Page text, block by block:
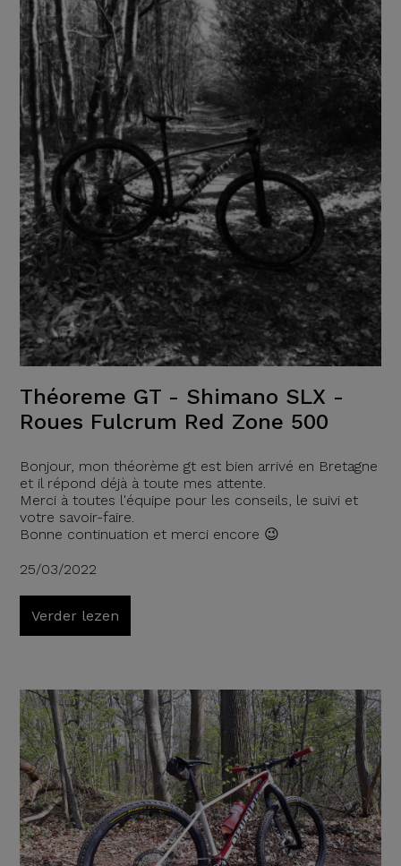
Théoreme GT - Shimano SLX -
Roues Fulcrum Red Zone 500
Bonjour, mon théorème gt est bien arrivé en Bretagne
et il répond déjà à toute mes attente.
Merci à toutes l'équipe pour les conseils, le suivi et
votre savoir-faire.
Bonne continuation et merci encore 😉
25/03/2022
Verder lezen